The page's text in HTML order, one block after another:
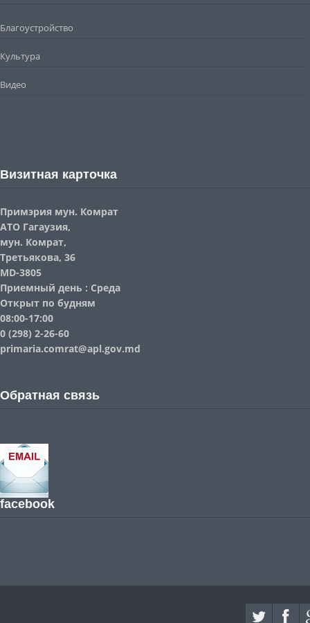
Благоустройство
Культура
Видео
Визитная карточка
Примэрия мун. Комрат
АТО Гагаузия,
мун. Комрат,
Третьякова, 36
MD-3805
Приемный день : Среда
Открыт по будням
08:00-17:00
0 (298) 2-26-60
primaria.comrat@apl.gov.md
Обратная связь
facebook